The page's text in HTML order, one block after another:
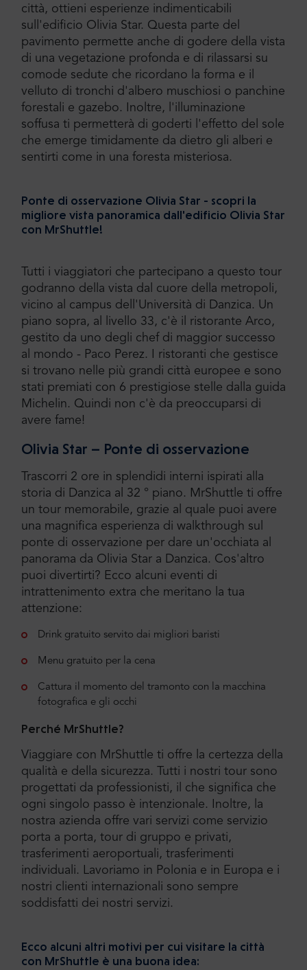
città, ottieni esperienze indimenticabili
sull'edificio Olivia Star. Questa parte del
pavimento permette anche di godere della vista
di una vegetazione profonda e di rilassarsi su
comode sedute che ricordano la forma e il
velluto di tronchi d'albero muschiosi o panchine
forestali e gazebo. Inoltre, l'illuminazione
soffusa ti permetterà di goderti l'effetto del sole
che emerge timidamente da dietro gli alberi e
sentirti come in una foresta misteriosa.
Ponte di osservazione Olivia Star - scopri la
migliore vista panoramica dall'edificio Olivia Star
con MrShuttle!
Tutti i viaggiatori che partecipano a questo tour
godranno della vista dal cuore della metropoli,
vicino al campus dell'Università di Danzica. Un
piano sopra, al livello 33, c'è il ristorante Arco,
gestito da uno degli chef di maggior successo
al mondo - Paco Perez. I ristoranti che gestisce
si trovano nelle più grandi città europee e sono
stati premiati con 6 prestigiose stelle dalla guida
Michelin. Quindi non c'è da preoccuparsi di
avere fame!
Olivia Star – Ponte di osservazione
Trascorri 2 ore in splendidi interni ispirati alla
storia di Danzica al 32 ° piano. MrShuttle ti offre
un tour memorabile, grazie al quale puoi avere
una magnifica esperienza di walkthrough sul
ponte di osservazione per dare un'occhiata al
panorama da Olivia Star a Danzica. Cos'altro
puoi divertirti? Ecco alcuni eventi di
intrattenimento extra che meritano la tua
attenzione:
Drink gratuito servito dai migliori baristi
Menu gratuito per la cena
Cattura il momento del tramonto con la macchina
fotografica e gli occhi
Perché MrShuttle?
Viaggiare con MrShuttle ti offre la certezza della
qualità e della sicurezza. Tutti i nostri tour sono
progettati da professionisti, il che significa che
ogni singolo passo è intenzionale. Inoltre, la
nostra azienda offre vari servizi come servizio
porta a porta, tour di gruppo e privati,
trasferimenti aeroportuali, trasferimenti
individuali. Lavoriamo in Polonia e in Europa e i
nostri clienti internazionali sono sempre
soddisfatti dei nostri servizi.
Ecco alcuni altri motivi per cui visitare la città
con MrShuttle è una buona idea: